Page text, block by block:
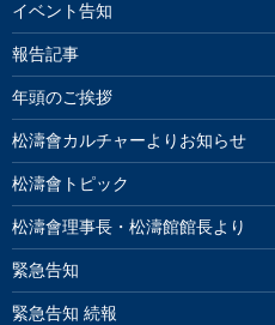
イベント告知
報告記事
年頭のご挨拶
松濤會カルチャーよりお知らせ
松濤會トピック
松濤會理事長・松濤館館長より
緊急告知
緊急告知 続報